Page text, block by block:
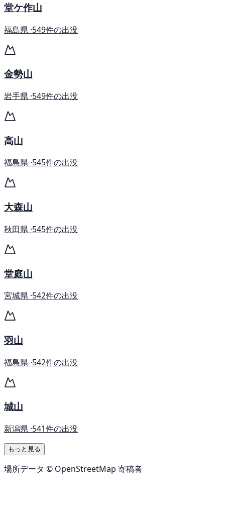
堂ケ作山
福島県 ·549件の出没
金勢山
岩手県 ·549件の出没
高山
福島県 ·545件の出没
大森山
秋田県 ·545件の出没
堂庭山
宮城県 ·542件の出没
羽山
福島県 ·542件の出没
城山
新潟県 ·541件の出没
もっと見る
場所データ © OpenStreetMap 寄稿者